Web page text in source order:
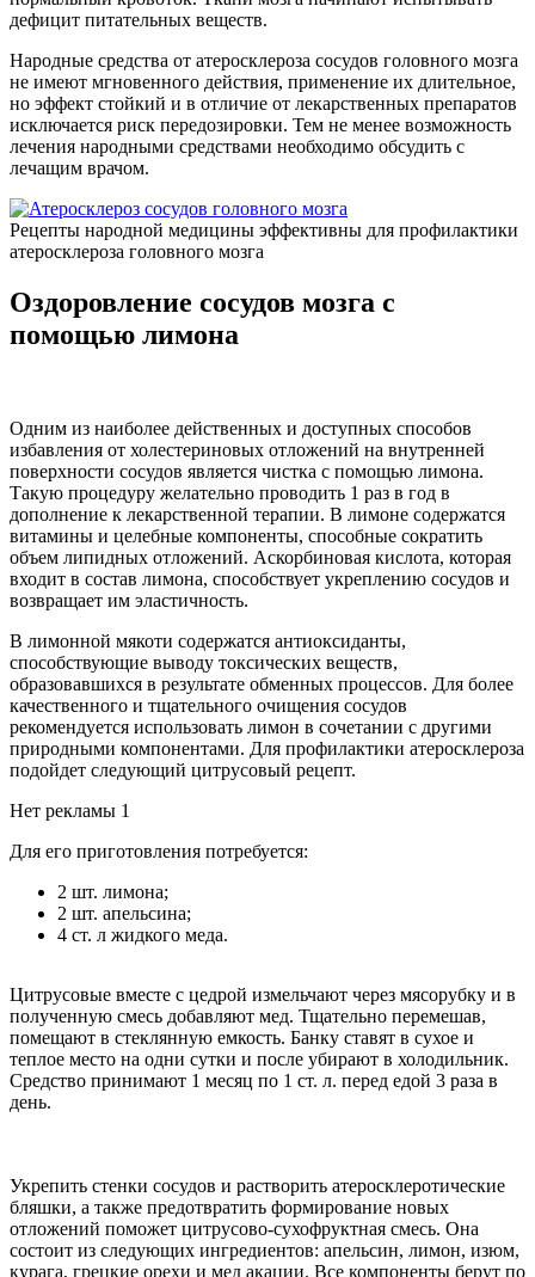
дефицит питательных веществ.
Народные средства от атеросклероза сосудов головного мозга
не имеют мгновенного действия, применение их длительное,
но эффект стойкий и в отличие от лекарственных препаратов
исключается риск передозировки. Тем не менее возможность
лечения народными средствами необходимо обсудить с
лечащим врачом.
Рецепты народной медицины эффективны для профилактики
атеросклероза головного мозга
Оздоровление сосудов мозга с
помощью лимона
Одним из наиболее действенных и доступных способов
избавления от холестериновых отложений на внутренней
поверхности сосудов является чистка с помощью лимона.
Такую процедуру желательно проводить 1 раз в год в
дополнение к лекарственной терапии. В лимоне содержатся
витамины и целебные компоненты, способные сократить
объем липидных отложений. Аскорбиновая кислота, которая
входит в состав лимона, способствует укреплению сосудов и
возвращает им эластичность.
В лимонной мякоти содержатся антиоксиданты,
способствующие выводу токсических веществ,
образовавшихся в результате обменных процессов. Для более
качественного и тщательного очищения сосудов
рекомендуется использовать лимон в сочетании с другими
природными компонентами. Для профилактики атеросклероза
подойдет следующий цитрусовый рецепт.
Нет рекламы 1
Для его приготовления потребуется:
2 шт. лимона;
2 шт. апельсина;
4 ст. л жидкого меда.
Цитрусовые вместе с цедрой измельчают через мясорубку и в
полученную смесь добавляют мед. Тщательно перемешав,
помещают в стеклянную емкость. Банку ставят в сухое и
теплое место на одни сутки и после убирают в холодильник.
Средство принимают 1 месяц по 1 ст. л. перед едой 3 раза в
день.
Укрепить стенки сосудов и растворить атеросклеротические
бляшки, а также предотвратить формирование новых
отложений поможет цитрусово-сухофруктная смесь. Она
состоит из следующих ингредиентов: апельсин, лимон, изюм,
курага, грецкие орехи и мед акации. Все компоненты берут по